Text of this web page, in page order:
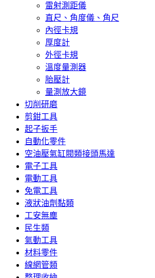
雷射測距儀
直尺、角度儀、角尺
內徑卡規
厚度計
外徑卡規
溫度量測器
胎壓計
量測放大鏡
切削研磨
剪鉗工具
起子扳手
自動化零件
空油壓氣缸閥類接頭馬達
電子工具
電動工具
免電工具
液狀油劑黏類
工安無塵
民生類
氣動工具
材料零件
線網管類